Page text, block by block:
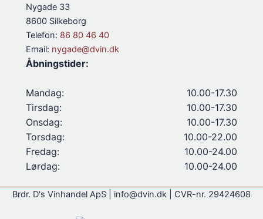
Nygade 33
8600 Silkeborg
Telefon: 86 80 46 40
Email: nygade@dvin.dk
Åbningstider:
Mandag:
10.00-17.30
Tirsdag:
10.00-17.30
Onsdag:
10.00-17.30
Torsdag:
10.00-22.00
Fredag:
10.00-24.00
Lørdag:
10.00-24.00
Brdr. D's Vinhandel ApS | info@dvin.dk | CVR-nr. 29424608